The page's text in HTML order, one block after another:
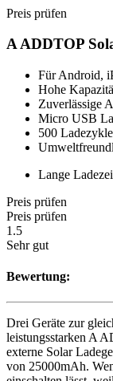
Preis prüfen
A ADDTOP
Für Android,
Hohe
Zuverlässige
Micro USB
500
Lange
Preis prüfen
Preis prüfen
1.5
Sehr gut
Bewertung:
Drei Geräte zur
leistungsstarken A
externe Solar
von 25000mAh.